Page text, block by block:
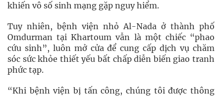
khiến vô số sinh mạng gặp nguy hiểm.
Tuy nhiên, bệnh viện nhỏ Al-Nada ở thành phố
Omdurman tại Khartoum vẫn là một chiếc “phao
cứu sinh”, luôn mở cửa để cung cấp dịch vụ chăm
sóc sức khỏe thiết yếu bất chấp diễn biến giao tranh
phức tạp.
“Khi bệnh viện bị tấn công, chúng tôi được thông